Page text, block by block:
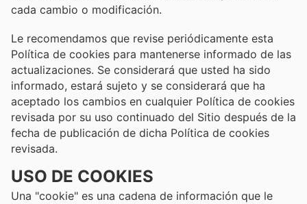
cada cambio o modificación.
Le recomendamos que revise periódicamente esta
Política de cookies para mantenerse informado de las
actualizaciones. Se considerará que usted ha sido
informado, estará sujeto y se considerará que ha
aceptado los cambios en cualquier Política de cookies
revisada por su uso continuado del Sitio después de la
fecha de publicación de dicha Política de cookies
revisada.
USO DE COOKIES
Una "cookie" es una cadena de información que le